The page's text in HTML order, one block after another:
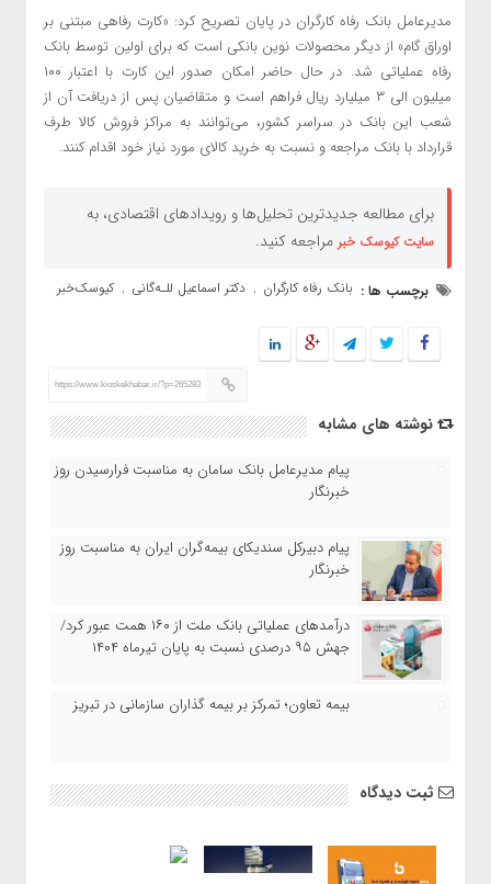
مدیرعامل بانک رفاه کارگران در پایان تصریح کرد: «کارت رفاهی مبتنی بر
اوراق گام» از دیگر محصولات نوین بانکی است که برای اولین توسط بانک
رفاه عملیاتی شد. در حال حاضر امکان صدور این کارت با اعتبار ۱۰۰
میلیون الی ۳ میلیارد ریال فراهم است و متقاضیان پس از دریافت آن از
شعب این بانک در سراسر کشور، می‌توانند به مراکز فروش کالا طرف
قرارداد با بانک مراجعه و نسبت به خرید کالای مورد نیاز خود اقدام کنند.
برای مطالعه جدیدترین تحلیل‌ها و رویدادهای اقتصادی، به
سایت کیوسک خبر مراجعه کنید.
برچسب ها : بانک رفاه کارگران , دکتر اسماعیل للـه‌گانی , کیوسک‌خبر
https://www.kioskekhabar.ir/?p=265283
نوشته های مشابه
پیام مدیرعامل بانک سامان به مناسبت فرارسیدن روز
خبرنگار
پیام دبیرکل سندیکای بیمه‌گران ایران به مناسبت روز
خبرنگار
درآمدهای عملیاتی بانک ملت از ۱۶۰ همت عبور کرد/
جهش ۹۵ درصدی نسبت به پایان تیرماه ۱۴۰۴
بیمه تعاون؛ تمرکز بر بیمه گذاران سازمانی در تبریز
ثبت دیدگاه